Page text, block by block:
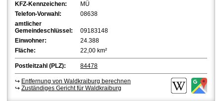
KFZ-Kennzeichen:
MÜ
Telefon-Vorwahl:
08638
amtlicher
Gemeindeschlüssel:
09183148
Einwohner:
24.388
Fläche:
22,00 km²
Postleitzahl (PLZ): 84478
↪ Entfernung von Waldkraiburg berechnen
↪ Zuständiges Gericht für Waldkraiburg